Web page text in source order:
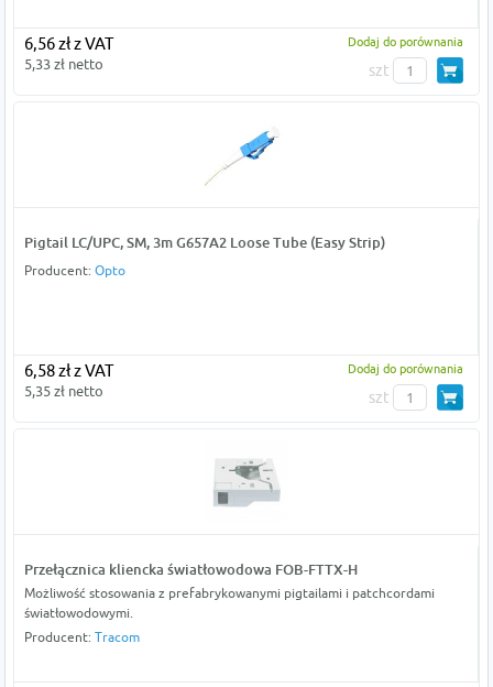
6,56 zł z VAT
5,33 zł netto
Dodaj do porównania
szt
Pigtail LC/UPC, SM, 3m G657A2 Loose Tube (Easy Strip)
Producent: Opto
6,58 zł z VAT
5,35 zł netto
Dodaj do porównania
szt
Przełącznica kliencka światłowodowa FOB-FTTX-H
Możliwość stosowania z prefabrykowanymi pigtailami i patchcordami
światłowodowymi.
Producent: Tracom